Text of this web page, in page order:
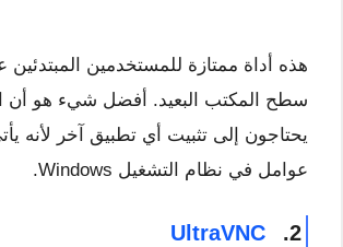
هذه أداة ممتازة للمستخدمين المبتدئين
سطح المكتب البعيد. أفضل شيء هو أن
يحتاجون إلى تثبيت أي تطبيق آخر لأنه
عوامل في نظام التشغيل Windows.
2.
UltraVNC